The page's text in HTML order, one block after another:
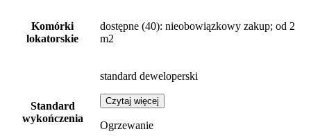
Komórki
lokatorskie
dostępne (40): nieobowiązkowy zakup; od 2
m2
Standard
wykończenia
standard deweloperski
Czytaj więcej
Ogrzewanie